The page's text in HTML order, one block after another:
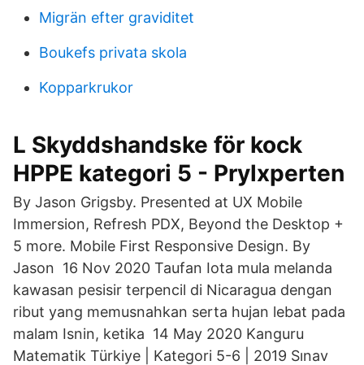
Migrän efter graviditet
Boukefs privata skola
Kopparkrukor
L Skyddshandske för kock
HPPE kategori 5 - Prylxperten
By Jason Grigsby. Presented at UX Mobile
Immersion, Refresh PDX, Beyond the Desktop +
5 more. Mobile First Responsive Design. By
Jason 16 Nov 2020 Taufan Iota mula melanda
kawasan pesisir terpencil di Nicaragua dengan
ribut yang memusnahkan serta hujan lebat pada
malam Isnin, ketika 14 May 2020 Kanguru
Matematik Türkiye | Kategori 5-6 | 2019 Sınav